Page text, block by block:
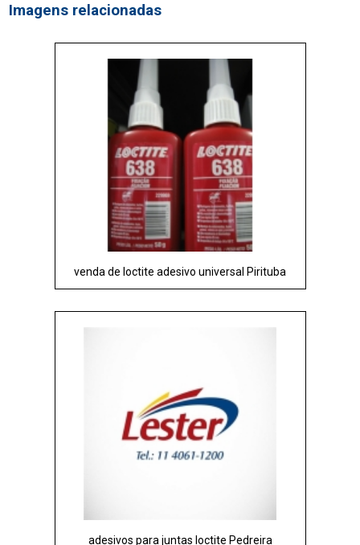
Imagens relacionadas
venda de loctite adesivo universal Pirituba
adesivos para juntas loctite Pedreira